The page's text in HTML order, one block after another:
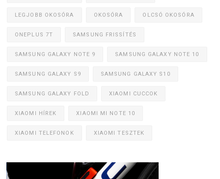
LEGJOBB OKOSÓRA OKOSÓRA OLCSÓ OKOSÓRA
ONEPLUS 7T SAMSUNG FRISSÍTÉS
SAMSUNG GALAXY NOTE 9 SAMSUNG GALAXY NOTE 10
SAMSUNG GALAXY S9 SAMSUNG GALAXY S10
SAMSUNG GALAXY FOLD XIAOMI CUCCOK
XIAOMI HÍREK XIAOMI MI NOTE 10
XIAOMI TELEFONOK XIAOMI TESZTEK